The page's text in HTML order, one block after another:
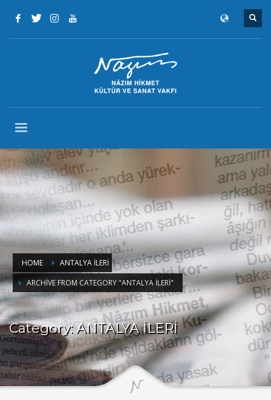
HOME
ANTALYA İLERİ
ARCHIVE FROM CATEGORY "ANTALYA İLERİ"
Category: ANTALYA İLERİ